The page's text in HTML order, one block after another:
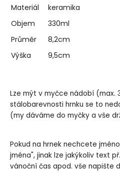
Materiál
keramika
Objem
330ml
Průměr
8,2cm
Výška
9,5cm
Lze mýt v myčce nádobí (max.
stálobarevnosti hrnku se to
(my dáváme do myčky a vše
Pokud na hrnek nechcete
jména", jinak lze jakýkoliv text
vánoční čas apod. vše napište